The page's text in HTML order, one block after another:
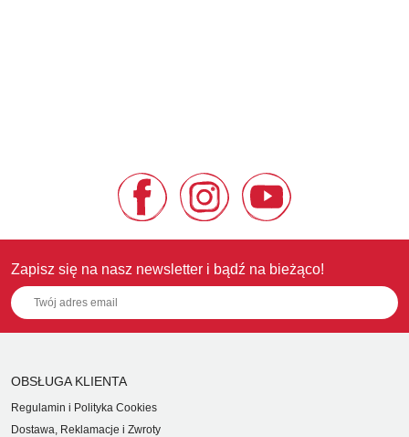
Zapisz się na nasz newsletter i bądź na bieżąco!
OBSŁUGA KLIENTA
Regulamin i Polityka Cookies
Dostawa, Reklamacje i Zwroty